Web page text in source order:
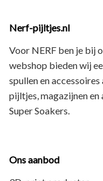
Nerf-pijltjes.nl
Voor NERF ben je bij
webshop bieden wij
spullen en
pijltjes, magazijnen en
Super Soakers.
Ons aanbod